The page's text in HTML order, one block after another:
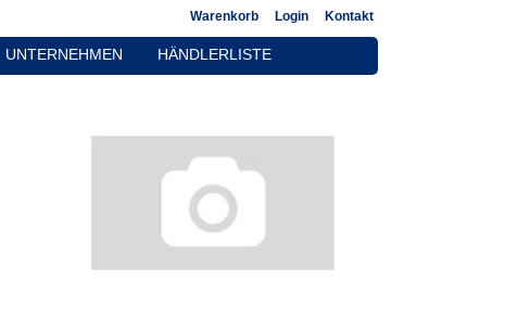
Warenkorb Login Kontakt
UNTERNEHMEN HÄNDLERLISTE